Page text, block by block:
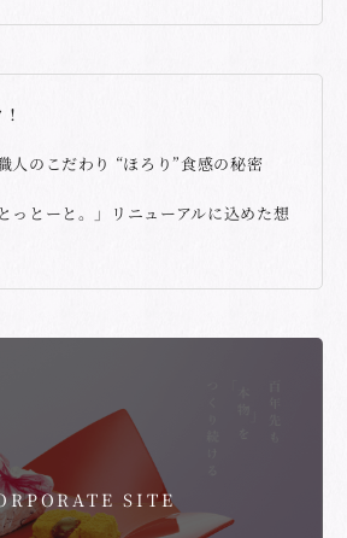
人のこだわり “ほろり”食感の秘密
っとーと。」リニューアルに込めた想
SITE